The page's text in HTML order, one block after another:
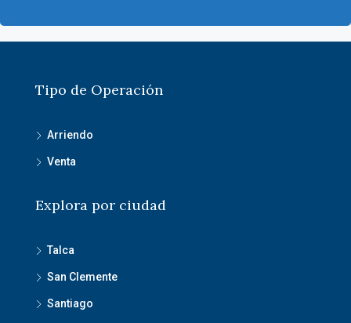
Tipo de Operación
Arriendo
Venta
Explora por ciudad
Talca
San Clemente
Santiago